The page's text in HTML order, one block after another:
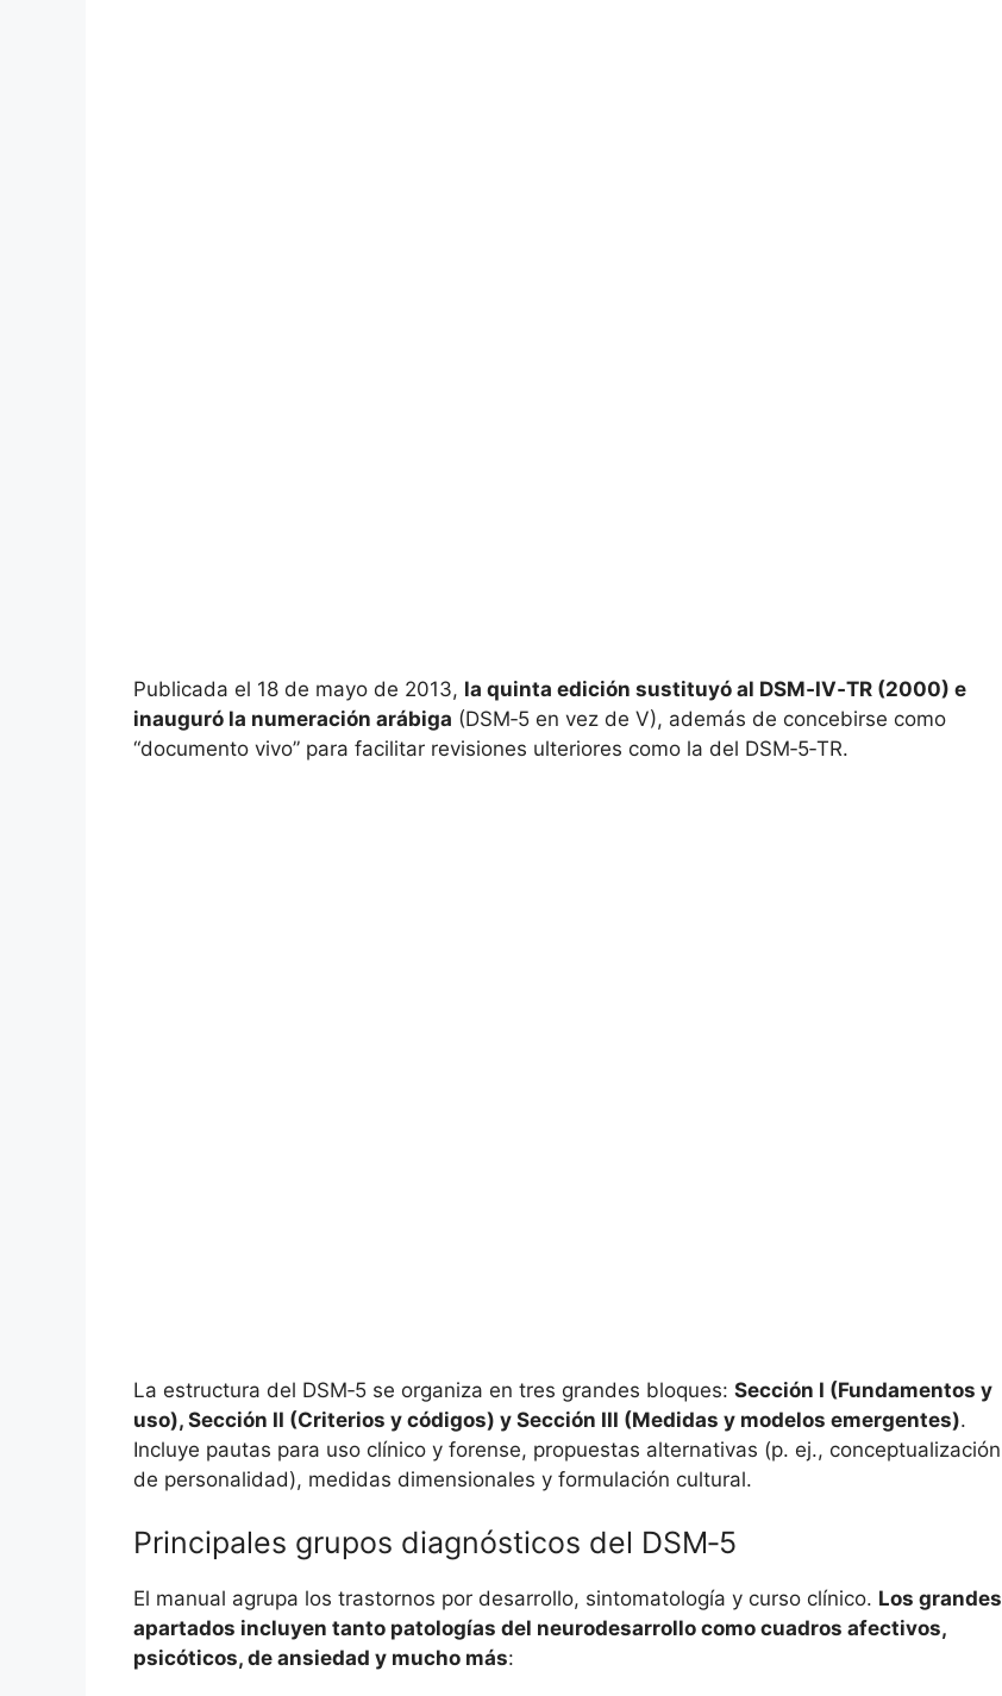
Publicada el 18 de mayo de 2013, la quinta edición sustituyó al DSM‑IV‑TR (2000) e
inauguró la numeración arábiga (DSM‑5 en vez de V), además de concebirse como
“documento vivo” para facilitar revisiones ulteriores como la del DSM‑5‑TR.
La estructura del DSM‑5 se organiza en tres grandes bloques: Sección I (Fundamentos y
uso), Sección II (Criterios y códigos) y Sección III (Medidas y modelos emergentes).
Incluye pautas para uso clínico y forense, propuestas alternativas (p. ej., conceptualización
de personalidad), medidas dimensionales y formulación cultural.
Principales grupos diagnósticos del DSM‑5
El manual agrupa los trastornos por desarrollo, sintomatología y curso clínico. Los grandes
apartados incluyen tanto patologías del neurodesarrollo como cuadros afectivos,
psicóticos, de ansiedad y mucho más: